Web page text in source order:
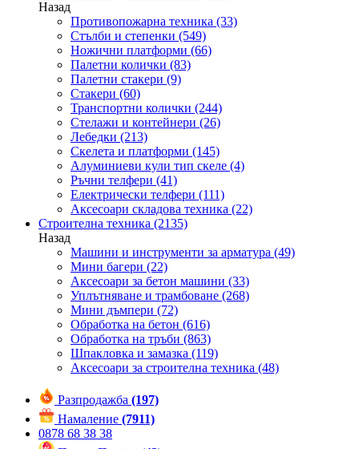
Назад
Противопожарна техника (33)
Стълби и степенки (549)
Ножични платформи (66)
Палетни колички (83)
Палетни стакери (9)
Стакери (60)
Транспортни колички (244)
Стелажи и контейнери (26)
Лебедки (213)
Скелета и платформи (145)
Алуминиеви кули тип скеле (4)
Ръчни телфери (41)
Електрически телфери (111)
Аксесоари складова техника (22)
Строителна техника (2135)
Назад
Машини и инструменти за арматура (49)
Мини багери (22)
Аксесоари за бетон машини (33)
Уплътняване и трамбоване (268)
Мини дъмпери (72)
Обработка на бетон (616)
Обработка на тръби (863)
Шпакловка и замазка (119)
Аксесоари за строителна техника (48)
Разпродажба (197)
Намаление (7911)
0878 68 38 38